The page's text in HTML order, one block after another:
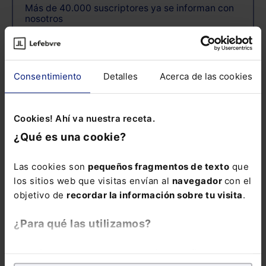
Consentimiento Detalles Acerca de las cookies
Cookies! Ahí va nuestra receta.
¿Qué es una cookie?
Las cookies son pequeños fragmentos de texto que
los sitios web que visitas envían al navegador con el
objetivo de recordar la información sobre tu visita.
¿Para qué las utilizamos?
Más de 40.000 suscriptores ya se informan con
nosotros
Email:
Protección de Datos